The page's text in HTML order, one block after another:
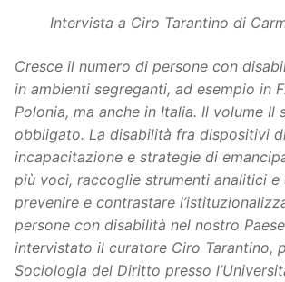
Intervista a Ciro Tarantino di
Cresce il numero di persone con
in ambienti segreganti, ad esempio in
Polonia, ma anche in Italia. Il volume Il
obbligato. La disabilità fra dispositivi
incapacitazione e strategie di
più voci, raccoglie strumenti analitici
prevenire e contrastare
persone con disabilità nel nostro
intervistato il curatore Ciro Tarantino,
Sociologia del Diritto presso